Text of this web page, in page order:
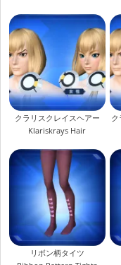
クラリスクレイスヘアー
Klariskrays Hair
ク
リボン柄タイツ